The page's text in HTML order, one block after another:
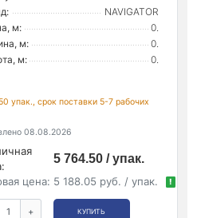
NAVIGATOR
м:
0.
м:
0.
м:
0.
упак., срок поставки 5-7 рабочих
08.08.2026
5 764.50 / упак.
цена: 5 188.05 руб. / упак. !
+ КУПИТЬ